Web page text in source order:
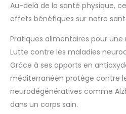
Au-delà de la santé physique,
effets bénéfiques sur notre
Pratiques alimentaires pour
Lutte contre les maladies
Grâce à ses apports en
méditerranéen protège contre
neurodégénératives comme
dans un corps sain.